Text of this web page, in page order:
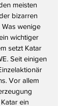
meisten
bizarren
wenige
wichtiger
setzt Katar
Seit einigen
Vor allem
ein